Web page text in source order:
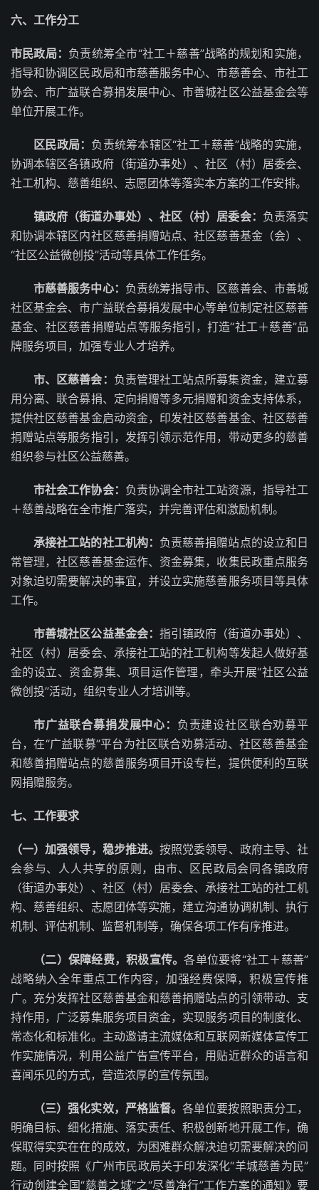
六、工作分工
市民政局： 负责统筹全市“社工＋慈善”战略的规划和实施，
指导和协调区民政局和市慈善服务中心、市慈善会、市社工
协会、市广益联合募捐发展中心、市善城社区公益基金会等
单位开展工作。
区民政局： 负责统筹本辖区“社工＋慈善”战略的实施，
协调本辖区各镇政府（街道办事处）、社区（村）居委会、
社工机构、慈善组织、志愿团体等落实本方案的工作安排。
镇政府（街道办事处）、社区（村）居委会： 负责落实
和协调本辖区内社区慈善捐赠站点、社区慈善基金（会）、
“社区公益微创投”活动等具体工作任务。
市慈善服务中心： 负责统筹指导市、区慈善会、市善城
社区基金会、市广益联合募捐发展中心等单位制定社区慈善
基金、社区慈善捐赠站点等服务指引，打造“社工＋慈善”品
牌服务项目，加强专业人才培养。
市、区慈善会： 负责管理社工站点所募集资金，建立募
用分离、联合募捐、定向捐赠等多元捐赠和资金支持体系，
提供社区慈善基金启动资金，印发社区慈善基金、社区慈善
捐赠站点等服务指引，发挥引领示范作用，带动更多的慈善
组织参与社区公益慈善。
市社会工作协会： 负责协调全市社工站资源，指导社工
＋慈善战略在全市推广落实，并完善评估和激励机制。
承接社工站的社工机构： 负责慈善捐赠站点的设立和日
常管理，社区慈善基金运作、资金募集，收集民政重点服务
对象迫切需要解决的事宜，并设立实施慈善服务项目等具体
工作。
市善城社区公益基金会： 指引镇政府（街道办事处）、
社区（村）居委会、承接社工站的社工机构等发起人做好基
金的设立、资金募集、项目运作管理，牵头开展“社区公益
微创投”活动，组织专业人才培训等。
市广益联合募捐发展中心： 负责建设社区联合劝募平
台，在“广益联募”平台为社区联合劝募活动、社区慈善基金
和慈善捐赠站点的慈善服务项目开设专栏，提供便利的互联
网捐赠服务。
七、工作要求
（一）加强领导，稳步推进。按照党委领导、政府主导、社
会参与、人人共享的原则，由市、区民政局会同各镇政府
（街道办事处）、社区（村）居委会、承接社工站的社工机
构、慈善组织、志愿团体等实施，建立沟通协调机制、执行
机制、评估机制、监督机制等，确保各项工作有序推进。
（二）保障经费，积极宣传。各单位要将“社工＋慈善”
战略纳入全年重点工作内容，加强经费保障，积极宣传推
广。充分发挥社区慈善基金和慈善捐赠站点的引领带动、支
持作用，广泛募集服务项目资金，实现服务项目的制度化、
常态化和标准化。主动邀请主流媒体和互联网新媒体宣传工
作实施情况，利用公益广告宣传平台，用贴近群众的语言和
喜闻乐见的方式，营造浓厚的宣传氛围。
（三）强化实效，严格监督。各单位要按照职责分工，
明确目标、细化措施、落实责任、积极创新地开展工作，确
保取得实实在在的成效，为困难群众解决迫切需要解决的问
题。同时按照《广州市民政局关于印发深化“羊城慈善为民”
行动创建全国“慈善之城”之“尽善净行”工作方案的通知》要